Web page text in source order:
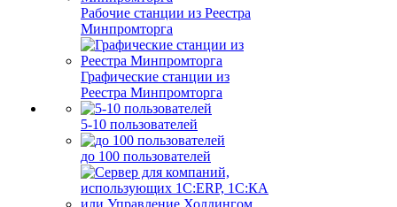
Рабочие станции из Реестра
Минпромторга
Графические станции из
Реестра Минпромторга
5-10 пользователей
до 100 пользователей